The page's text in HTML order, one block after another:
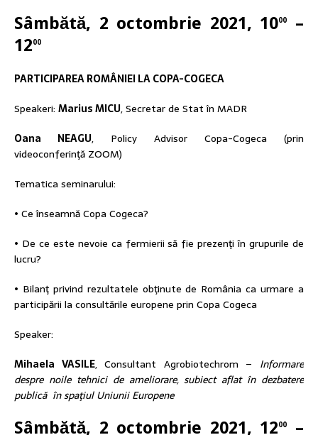
Sâmbătă, 2 octombrie 2021, 1000
–
1200
PARTICIPAREA ROMÂNIEI LA COPA-COGECA
Speakeri: Marius MICU, Secretar de Stat în MADR
Oana NEAGU, Policy Advisor Copa-Cogeca (prin
videoconferinţă ZOOM)
Tematica seminarului:
• Ce înseamnă Copa Cogeca?
• De ce este nevoie ca fermierii să fie prezenţi în grupurile de
lucru?
• Bilanţ privind rezultatele obţinute de România ca urmare a
participării la consultările europene prin Copa Cogeca
Speaker:
Mihaela VASILE, Consultant Agrobiotechrom – Informare
despre noile tehnici de ameliorare, subiect aflat în dezbatere
publică în spaţiul Uniunii Europene
Sâmbătă, 2 octombrie 2021, 1200 –